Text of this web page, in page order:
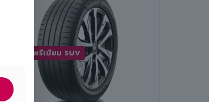
ยางพรีเมียม SUV